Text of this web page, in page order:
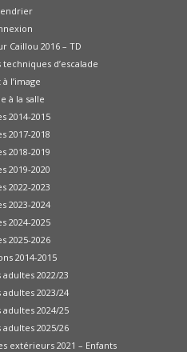
Caillou 2016 – TD
d’escalade
l’image
à la salle
2014-2015
2017-2018
2018-2019
2019-2020
2022-2023
2023-2024
2024-2025
2025-2026
2014-2015
2022/23
2023/24
2024/25
2025/26
extérieurs 2021 – Enfants